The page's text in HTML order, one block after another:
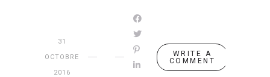
31
OCTOBRE
2016
WRITE A
COMMENT